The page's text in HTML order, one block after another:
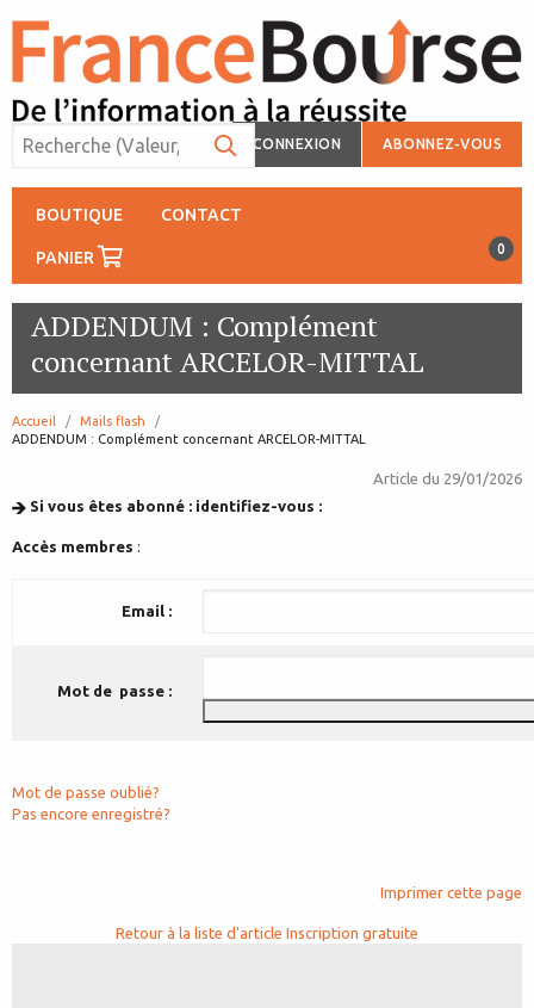
CONNEXION ABONNEZ-VOUS
BOUTIQUE CONTACT
PANIER 0
ADDENDUM : Complément
concernant ARCELOR-MITTAL
Accueil
Mails flash
page:
ADDENDUM : Complément concernant ARCELOR-MITTAL
Article du 29/01/2026
Si vous êtes abonné : identifiez-vous :
Accès membres :
Email :
Mot de passe :
Mot de passe oublié?
Pas encore enregistré?
Imprimer cette page
Retour à la liste d'article Inscription gratuite